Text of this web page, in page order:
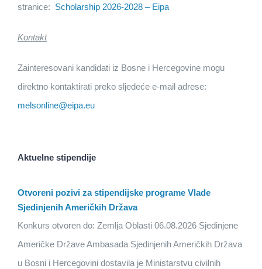
stranice: Scholarship 2026-2028 – Eipa
Kontakt
Zainteresovani kandidati iz Bosne i Hercegovine mogu
direktno kontaktirati preko sljedeće e-mail adrese:
melsonline@eipa.eu
Aktuelne stipendije
Otvoreni pozivi za stipendijske programe Vlade
Sjedinjenih Američkih Država
Konkurs otvoren do: Zemlja Oblasti 06.08.2026 Sjedinjene
Američke Države Ambasada Sjedinjenih Američkih Država
u Bosni i Hercegovini dostavila je Ministarstvu civilnih